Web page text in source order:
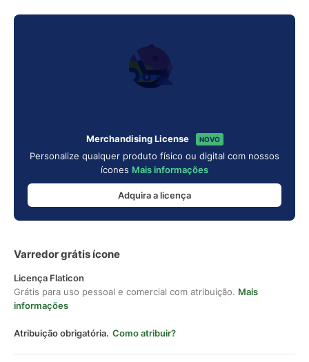
Merchandising License NOVO
Personalize qualquer produto físico ou digital com nossos
ícones Mais informações
Adquira a licença
Varredor grátis ícone
Licença Flaticon
Grátis para uso pessoal e comercial com atribuição. Mais
informações
Atribuição obrigatória. Como atribuir?